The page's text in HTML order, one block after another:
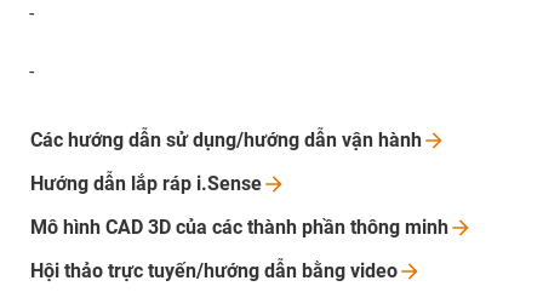
-
-
Các hướng dẫn sử dụng/hướng dẫn vận hành
Hướng dẫn lắp ráp i.Sense
Mô hình CAD 3D của các thành phần thông minh
Hội thảo trực tuyến/hướng dẫn bằng video